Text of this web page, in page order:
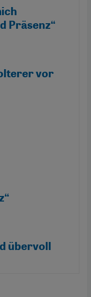
Präsenz“
vor
übervoll